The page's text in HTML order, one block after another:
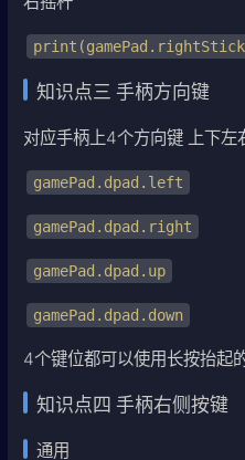
知识点三 手柄方向键
对应手柄上4个方向键 上下左
gamePad.dpad.left
gamePad.dpad.right
gamePad.dpad.up
gamePad.dpad.down
4个键位都可以使用长按抬起
知识点四 手柄右侧按键
通用